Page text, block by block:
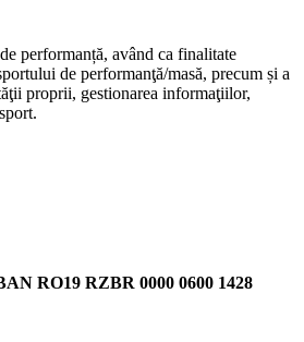
performanță, având ca finalitate
de performanţă/masă, precum și a
proprii, gestionarea informaţiilor,
RO19 RZBR 0000 0600 1428